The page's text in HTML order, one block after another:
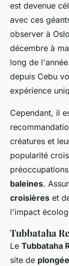
est devenue
avec ces
observer à
décembre à
long de
depuis Cebu
expérience
Cependant, il
créatures et
popularité
baleines.
croisières et
l'impact
Tubbataha
Le Tubbataha
site de plongée